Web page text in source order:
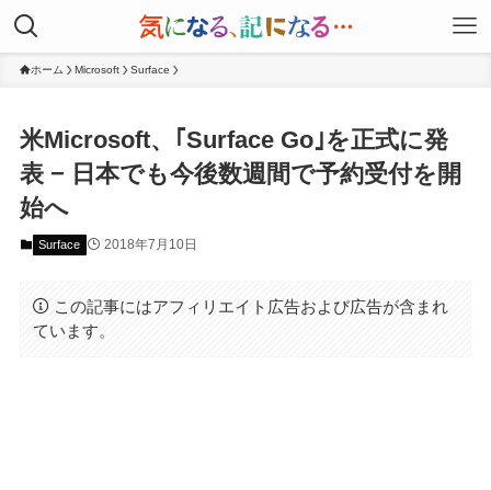
ホーム Microsoft Surface
米Microsoft、｢Surface Go｣を正式に発
表 − 日本でも今後数週間で予約受付を開
始へ
Surface 2018年7月10日
この記事にはアフィリエイト広告および広告が含まれ
ています。